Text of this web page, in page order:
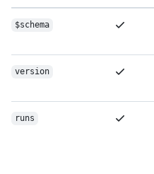
$schema
version
runs